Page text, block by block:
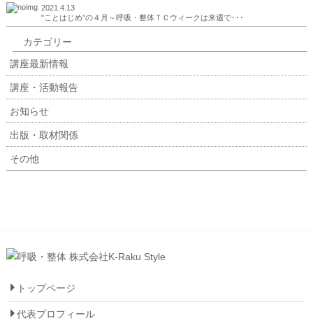
2021.4.13
"ことはじめ”の４月～呼吸・整体ＴＣウィークは来週で･･･
カテゴリー
講座最新情報
講座・活動報告
お知らせ
出版・取材関係
その他
トップページ
代表プロフィール